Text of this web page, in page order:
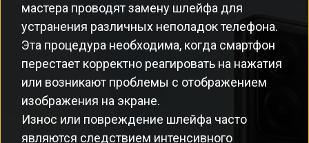
мастера проводят замену шлейфа для
устранения различных неполадок телефона.
Эта процедура необходима, когда смартфон
перестает корректно реагировать на нажатия
или возникают проблемы с отображением
изображения на экране.
Износ или повреждение шлейфа часто
являются следствием интенсивного